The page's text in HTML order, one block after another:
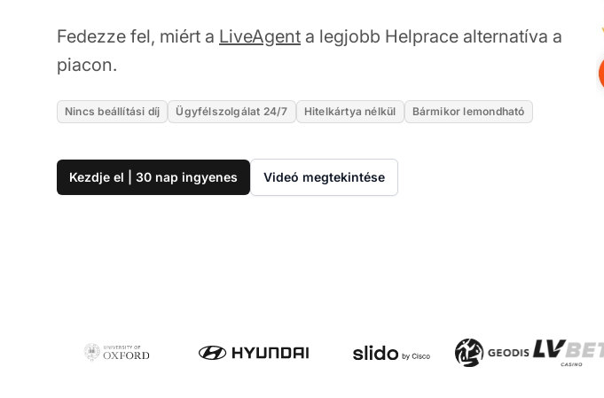
Fedezze fel, miért a LiveAgent a legjobb Helprace alternatíva a
piacon.
Nincs beállítási díj Ügyfélszolgálat 24/7 Hitelkártya nélkül Bármikor lemondható
Kezdje el | 30 nap ingyenes Videó megtekintése